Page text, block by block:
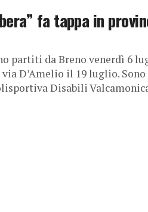
fa tappa in
partiti da Breno venerdì 6
D’Amelio il 19 luglio. Sono
Disabili